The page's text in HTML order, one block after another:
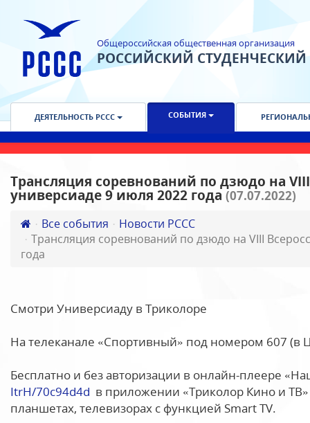
Общероссийская общественная организация
РОССИЙСКИЙ
ДЕЯТЕЛЬНОСТЬ РССС СОБЫТИЯ
Трансляция соревнований по дзюдо на
универсиаде 9 июля 2022 года (07.07.2022)
Все события
Новости РССС
Трансляция соревнований по дзюдо на VIII
года
Смотри Универсиаду в Триколоре
На телеканале «Спортивный» под номером 607 (в
Бесплатно и без авторизации в онлайн-плеере
ItrH/70c94d4d в приложении «Триколор Кино и
планшетах, телевизорах с функцией Smart TV.